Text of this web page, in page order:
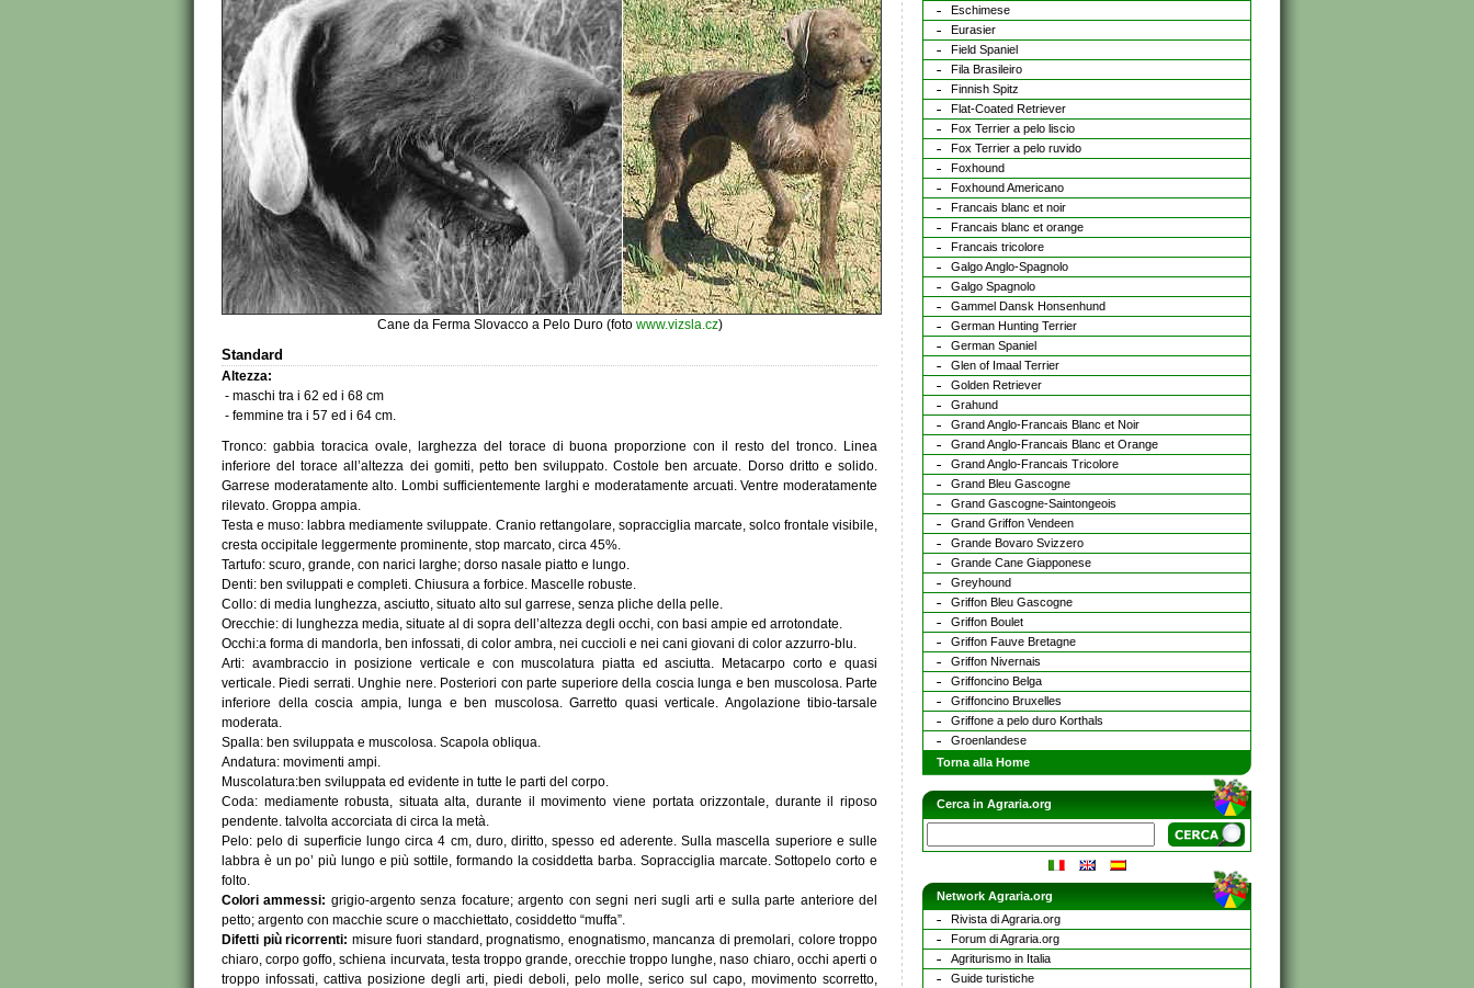
Cane da Ferma Slovacco a Pelo Duro (foto www.vizsla.cz)
Standard
Altezza:
- maschi tra i 62 ed i 68 cm
- femmine tra i 57 ed i 64 cm.
Tronco: gabbia toracica ovale, larghezza del torace di buona proporzione con il resto del tronco. Linea
inferiore del torace all’altezza dei gomiti, petto ben sviluppato. Costole ben arcuate. Dorso dritto e solido.
Garrese moderatamente alto. Lombi sufficientemente larghi e moderatamente arcuati. Ventre moderatamente
rilevato. Groppa ampia.
Testa e muso: labbra mediamente sviluppate. Cranio rettangolare, sopracciglia marcate, solco frontale visibile,
cresta occipitale leggermente prominente, stop marcato, circa 45%.
Tartufo: scuro, grande, con narici larghe; dorso nasale piatto e lungo.
Denti: ben sviluppati e completi. Chiusura a forbice. Mascelle robuste.
Collo: di media lunghezza, asciutto, situato alto sul garrese, senza pliche della pelle.
Orecchie: di lunghezza media, situate al di sopra dell’altezza degli occhi, con basi ampie ed arrotondate.
Occhi:a forma di mandorla, ben infossati, di color ambra, nei cuccioli e nei cani giovani di color azzurro-blu.
Arti: avambraccio in posizione verticale e con muscolatura piatta ed asciutta. Metacarpo corto e quasi
verticale. Piedi serrati. Unghie nere. Posteriori con parte superiore della coscia lunga e ben muscolosa. Parte
inferiore della coscia ampia, lunga e ben muscolosa. Garretto quasi verticale. Angolazione tibio-tarsale
moderata.
Spalla: ben sviluppata e muscolosa. Scapola obliqua.
Andatura: movimenti ampi.
Muscolatura:ben sviluppata ed evidente in tutte le parti del corpo.
Coda: mediamente robusta, situata alta, durante il movimento viene portata orizzontale, durante il riposo
pendente. talvolta accorciata di circa la metà.
Pelo: pelo di superficie lungo circa 4 cm, duro, diritto, spesso ed aderente. Sulla mascella superiore e sulle
labbra è un po’ più lungo e più sottile, formando la cosiddetta barba. Sopracciglia marcate. Sottopelo corto e
folto.
Colori ammessi: grigio-argento senza focature; argento con segni neri sugli arti e sulla parte anteriore del
petto; argento con macchie scure o macchiettato, cosiddetto “muffa”.
Difetti più ricorrenti: misure fuori standard, prognatismo, enognatismo, mancanza di premolari, colore troppo
chiaro, corpo goffo, schiena incurvata, testa troppo grande, orecchie troppo lunghe, naso chiaro, occhi aperti o
troppo infossati, cattiva posizione degli arti, piedi deboli, pelo molle, serico sul capo, movimento scorretto,
Eschimese
Eurasier
Field Spaniel
Fila Brasileiro
Finnish Spitz
Flat-Coated Retriever
Fox Terrier a pelo liscio
Fox Terrier a pelo ruvido
Foxhound
Foxhound Americano
Francais blanc et noir
Francais blanc et orange
Francais tricolore
Galgo Anglo-Spagnolo
Galgo Spagnolo
Gammel Dansk Honsenhund
German Hunting Terrier
German Spaniel
Glen of Imaal Terrier
Golden Retriever
Grahund
Grand Anglo-Francais Blanc et Noir
Grand Anglo-Francais Blanc et Orange
Grand Anglo-Francais Tricolore
Grand Bleu Gascogne
Grand Gascogne-Saintongeois
Grand Griffon Vendeen
Grande Bovaro Svizzero
Grande Cane Giapponese
Greyhound
Griffon Bleu Gascogne
Griffon Boulet
Griffon Fauve Bretagne
Griffon Nivernais
Griffoncino Belga
Griffoncino Bruxelles
Griffone a pelo duro Korthals
Groenlandese
Torna alla Home
Cerca in Agraria.org
Network Agraria.org
Rivista di Agraria.org
Forum di Agraria.org
Agriturismo in Italia
Guide turistiche